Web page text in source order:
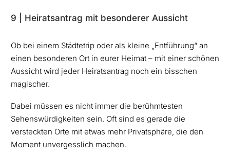
9 | Heiratsantrag mit besonderer Aussicht
Ob bei einem Städtetrip oder als kleine „Entführung“ an
einen besonderen Ort in eurer Heimat – mit einer schönen
Aussicht wird jeder Heiratsantrag noch ein bisschen
magischer.
Dabei müssen es nicht immer die berühmtesten
Sehenswürdigkeiten sein. Oft sind es gerade die
versteckten Orte mit etwas mehr Privatsphäre, die den
Moment unvergesslich machen.